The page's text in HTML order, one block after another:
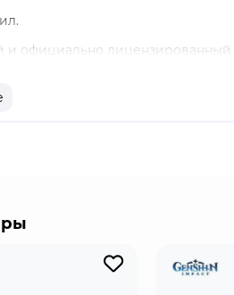
и официально лицензированный
Пиро персонаж. Он